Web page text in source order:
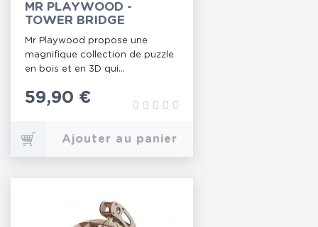
MR PLAYWOOD -
TOWER BRIDGE
Mr Playwood propose une
magnifique collection de puzzle
en bois et en 3D qui...
Prix
59,90 €
Ajouter au panier